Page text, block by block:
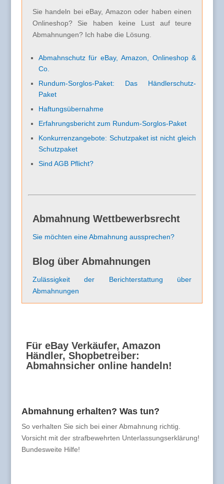
Sie handeln bei eBay, Amazon oder haben einen
Onlineshop? Sie haben keine Lust auf teure
Abmahnungen? Ich habe die Lösung.
Abmahnschutz für eBay, Amazon, Onlineshop &
Co.
Rundum-Sorglos-Paket: Das Händlerschutz-
Paket
Haftungsübernahme
Erfahrungsbericht zum Rundum-Sorglos-Paket
Konkurrenzangebote: Schutzpaket ist nicht gleich
Schutzpaket
Sind AGB Pflicht?
Abmahnung Wettbewerbsrecht
Sie möchten eine Abmahnung aussprechen?
Blog über Abmahnungen
Zulässigkeit der Berichterstattung über
Abmahnungen
Für eBay Verkäufer, Amazon
Händler, Shopbetreiber:
Abmahnsicher online handeln!
Abmahnung erhalten? Was tun?
So verhalten Sie sich bei einer Abmahnung richtig.
Vorsicht mit der strafbewehrten Unterlassungserklärung!
Bundesweite Hilfe!